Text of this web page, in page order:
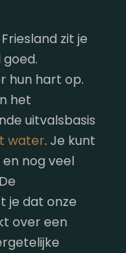
zit je
hun hart op.
het
uitvalsbasis
water. Je kunt
en nog veel
je dat onze
over een